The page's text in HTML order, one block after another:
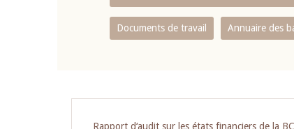
Documents de travail Annuaire des
Rapport d‘audit sur les états financiers de la